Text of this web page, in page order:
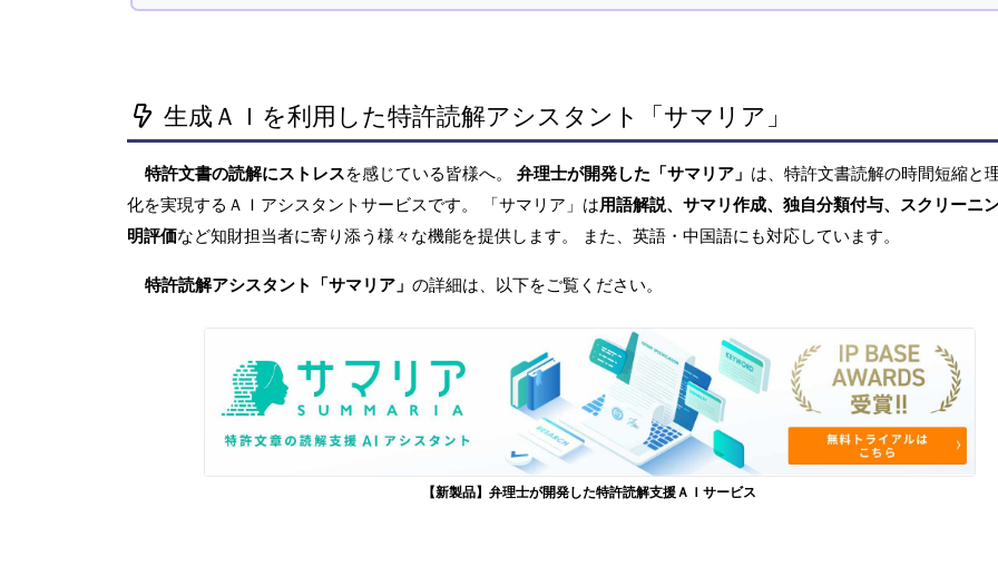
生成ＡＩを利用した特許読解アシスタント「サマリア」
特許文書の読解にストレスを感じている皆様へ。 弁理士が開発した「サマリア」 は、特許文書読解の時間短縮と
化を実現するＡＩアシスタントサービスです。 「サマリア」は用語解説、サマリ作成、独自分類付与、スクリーニ
明評価など知財担当者に寄り添う様々な機能を提供します。 また、英語・中国語にも対応しています。
特許読解アシスタント「サマリア」 の詳細は、以下をご覧ください。
【新製品】弁理士が開発した特許読解支援ＡＩサービス